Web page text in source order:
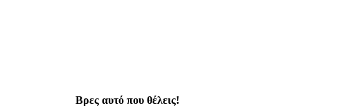
Βρες αυτό που θέλεις!